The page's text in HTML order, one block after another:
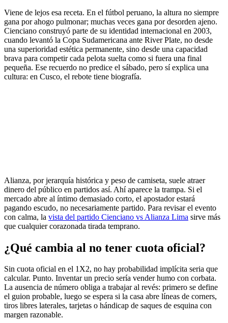
Viene de lejos esa receta. En el fútbol peruano, la altura no siempre
gana por ahogo pulmonar; muchas veces gana por desorden ajeno.
Cienciano construyó parte de su identidad internacional en 2003,
cuando levantó la Copa Sudamericana ante River Plate, no desde
una superioridad estética permanente, sino desde una capacidad
brava para competir cada pelota suelta como si fuera una final
pequeña. Ese recuerdo no predice el sábado, pero sí explica una
cultura: en Cusco, el rebote tiene biografía.
Alianza, por jerarquía histórica y peso de camiseta, suele atraer
dinero del público en partidos así. Ahí aparece la trampa. Si el
mercado abre al íntimo demasiado corto, el apostador estará
pagando escudo, no necesariamente partido. Para revisar el evento
con calma, la vista del partido Cienciano vs Alianza Lima sirve más
que cualquier corazonada tirada temprano.
¿Qué cambia al no tener cuota oficial?
Sin cuota oficial en el 1X2, no hay probabilidad implícita seria que
calcular. Punto. Inventar un precio sería vender humo con corbata.
La ausencia de número obliga a trabajar al revés: primero se define
el guion probable, luego se espera si la casa abre líneas de corners,
tiros libres laterales, tarjetas o hándicap de saques de esquina con
margen razonable.